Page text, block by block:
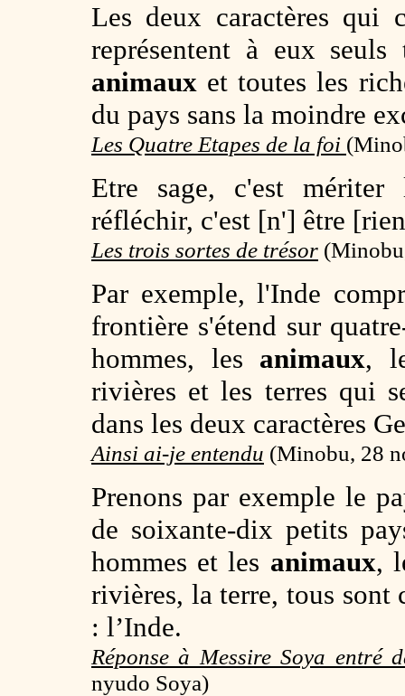
Les deux caractères qui
représentent à eux
animaux et toutes les
du pays sans la moindre
Les Quatre Etapes de la foi
Etre sage, c'est
réfléchir, c'est [n'] être
Les trois sortes de trésor (
Par exemple, l'Inde
frontière s'étend sur
hommes, les animaux,
rivières et les terres qui
dans les deux caractères
Ainsi ai-je entendu (Minobu, 28
Prenons par exemple le
de soixante-dix petits
hommes et les animaux,
rivières, la terre, tous sont
: l’Inde.
Réponse à Messire Soya entré
nyudo Soya)